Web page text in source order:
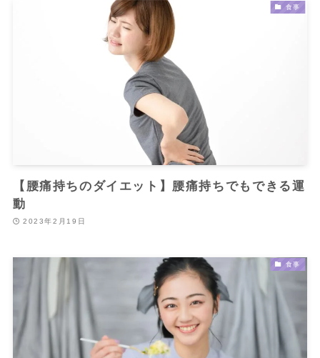
食事
【腰痛持ちのダイエット】腰痛持ちでもできる運
動
2023年2月19日
食事